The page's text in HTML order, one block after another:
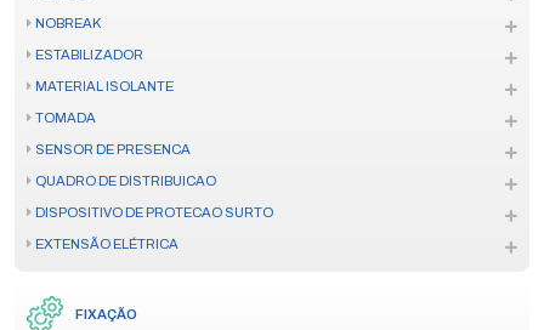
NOBREAK
ESTABILIZADOR
MATERIAL ISOLANTE
TOMADA
SENSOR DE PRESENCA
QUADRO DE DISTRIBUICAO
DISPOSITIVO DE PROTECAO SURTO
EXTENSÃO ELÉTRICA
FIXAÇÃO